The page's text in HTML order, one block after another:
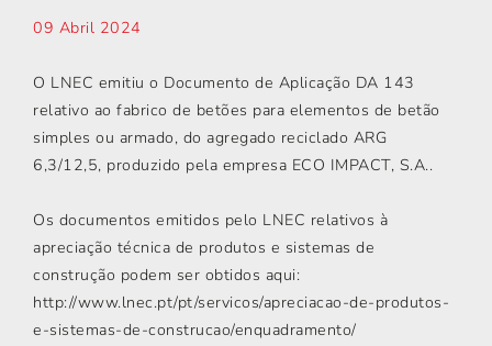
09 Abril 2024
O LNEC emitiu o Documento de Aplicação DA 143
relativo ao fabrico de betões para elementos de betão
simples ou armado, do agregado reciclado ARG
6,3/12,5, produzido pela empresa ECO IMPACT, S.A..
Os documentos emitidos pelo LNEC relativos à
apreciação técnica de produtos e sistemas de
construção podem ser obtidos aqui:
http://www.lnec.pt/pt/servicos/apreciacao-de-produtos-
e-sistemas-de-construcao/enquadramento/